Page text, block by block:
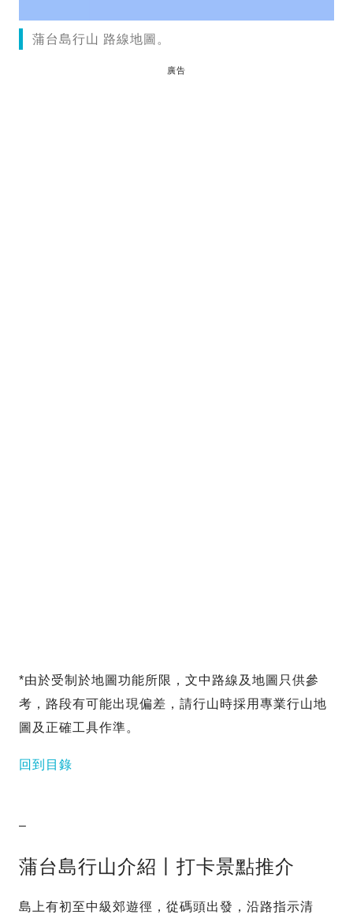
蒲台島行山 路線地圖。
廣告
*由於受制於地圖功能所限，文中路線及地圖只供參
考，路段有可能出現偏差，請行山時採用專業行山地
圖及正確工具作準。
回到目錄
–
蒲台島行山介紹丨打卡景點推介
島上有初至中級郊遊徑，從碼頭出發，沿路指示清